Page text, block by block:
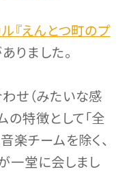
『えんとつ町のプ
りました。
せ（みたいな感
の特徴として「全
楽チームを除く、
一堂に会しまし